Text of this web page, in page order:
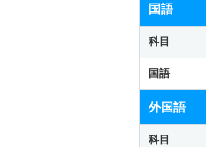
国語
科目
国語
外国語
科目